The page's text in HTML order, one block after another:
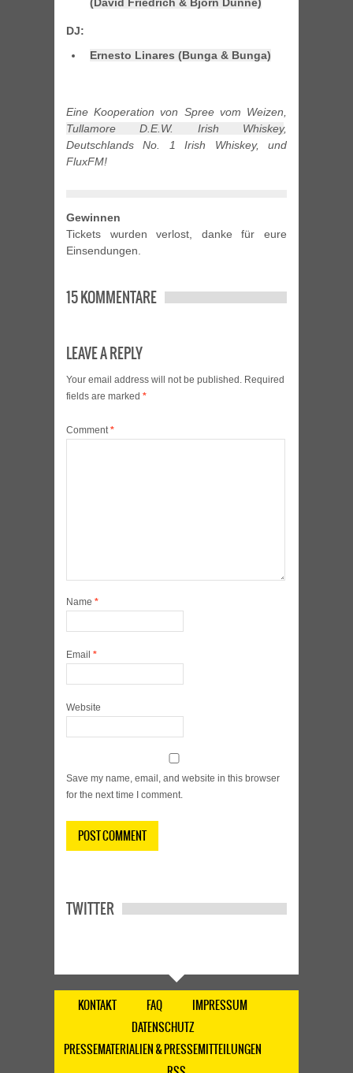
DJ:
Ernesto Linares (Bunga & Bunga)
Eine Kooperation von Spree vom Weizen,
Tullamore D.E.W. Irish Whiskey,
Deutschlands No. 1 Irish Whiskey, und
FluxFM!
Gewinnen
Tickets wurden verlost, danke für eure
Einsendungen.
15 KOMMENTARE
LEAVE A REPLY
Your email address will not be published. Required
fields are marked *
Comment*
Name *
Email *
Website
Save my name, email, and website in this browser
for the next time I comment.
TWITTER
KONTAKT FAQ
IMPRESSUM
DATENSCHUTZ
PRESSEMATERIALIEN & PRESSEMITTEILUNGEN